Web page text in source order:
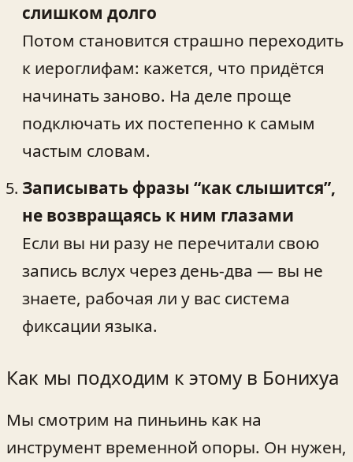
слишком долго
Потом становится страшно переходить
к иероглифам: кажется, что придётся
начинать заново. На деле проще
подключать их постепенно к самым
частым словам.
Записывать фразы “как слышится”,
не возвращаясь к ним глазами
Если вы ни разу не перечитали свою
запись вслух через день-два — вы не
знаете, рабочая ли у вас система
фиксации языка.
Как мы подходим к этому в Бонихуа
Мы смотрим на пиньинь как на
инструмент временной опоры. Он нужен,